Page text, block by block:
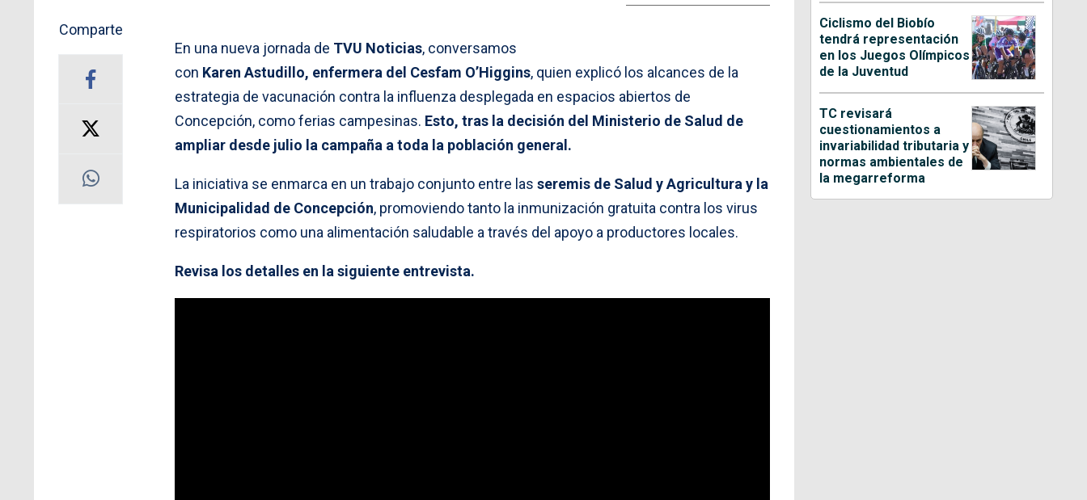
Comparte
En una nueva jornada de TVU Noticias, conversamos
con Karen Astudillo, enfermera del Cesfam O’Higgins, quien explicó los alcances de la
estrategia de vacunación contra la influenza desplegada en espacios abiertos de
Concepción, como ferias campesinas. Esto, tras la decisión del Ministerio de Salud de
ampliar desde julio la campaña a toda la población general.
La iniciativa se enmarca en un trabajo conjunto entre las seremis de Salud y Agricultura y la
Municipalidad de Concepción, promoviendo tanto la inmunización gratuita contra los virus
respiratorios como una alimentación saludable a través del apoyo a productores locales.
Revisa los detalles en la siguiente entrevista.
Ciclismo del Biobío
tendrá representación
en los Juegos Olímpicos
de la Juventud
TC revisará
cuestionamientos a
invariabilidad tributaria y
normas ambientales de
la megarreforma